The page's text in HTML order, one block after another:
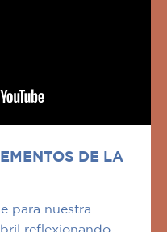
DE LA
para nuestra
reflexionando